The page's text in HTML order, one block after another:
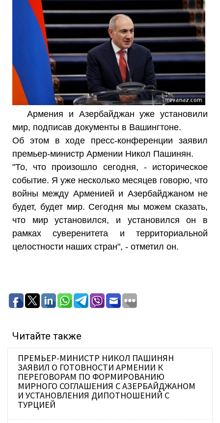
Армения и Азербайджан уже установили
мир, подписав документы в Вашингтоне.
Об этом в ходе пресс-конференции заявил
премьер-министр Армении Никол Пашинян.
"То, что произошло сегодня, - историческое
событие. Я уже несколько месяцев говорю, что
войны между Арменией и Азербайджаном не
будет, будет мир. Сегодня мы можем сказать,
что мир установился, и установился он в
рамках суверенитета и территориальной
целостности наших стран", - отметил он.
Читайте также
ПРЕМЬЕР-МИНИСТР НИКОЛ ПАШИНЯН
ЗАЯВИЛ О ГОТОВНОСТИ АРМЕНИИ К
ПЕРЕГОВОРАМ ПО ФОРМИРОВАНИЮ
МИРНОГО СОГЛАШЕНИЯ С АЗЕРБАЙДЖАНОМ
И УСТАНОВЛЕНИЯ ДИПОТНОШЕНИЙ С
ТУРЦИЕЙ